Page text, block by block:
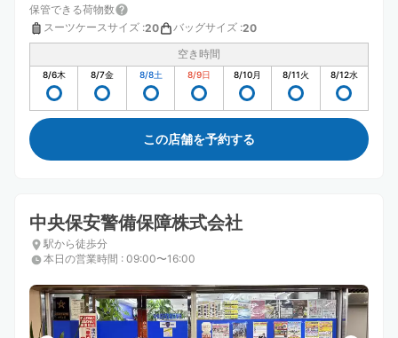
保管できる荷物数
スーツケースサイズ :20 バッグサイズ :20
空き時間
8/6木 8/7金 8/8土 8/9日 8/10月 8/11火 8/12水
この店舗を予約する
中央保安警備保障株式会社
駅から徒歩分
本日の営業時間 : 09:00〜16:00